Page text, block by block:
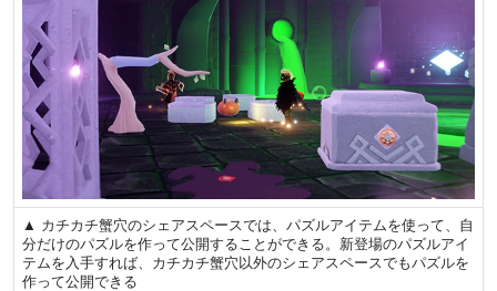
▲ カチカチ蟹穴のシェアスペースでは、パズルアイテムを使って、自
分だけのパズルを作って公開することができる。新登場のパズルアイ
テムを入手すれば、カチカチ蟹穴以外のシェアスペースでもパズルを
作って公開できる